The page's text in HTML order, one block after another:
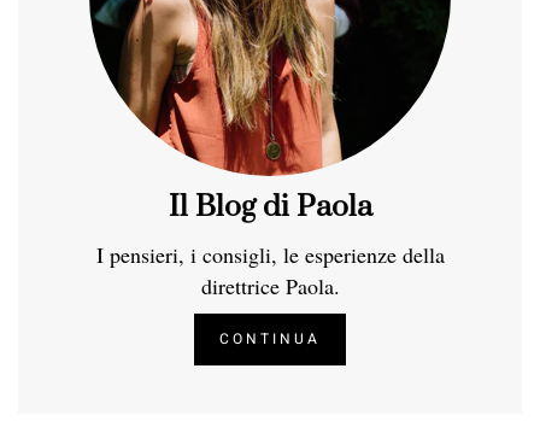
Il Blog di Paola
I pensieri, i consigli, le esperienze della
direttrice Paola.
CONTINUA